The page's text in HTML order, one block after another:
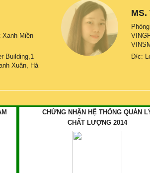
Xanh Miền
Building,1
Xuân, Hà
MS.
Đ/c:
CHỨNG NHẬN HỆ THỐNG QUẢN
CHẤT LƯỢNG 2014